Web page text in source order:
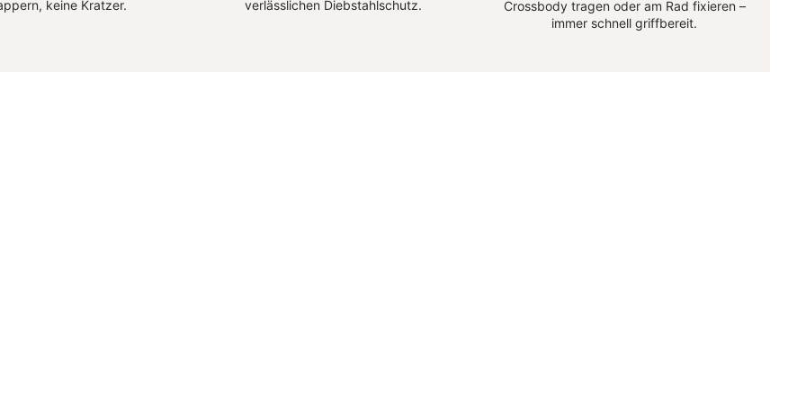
keine Kratzer.
verlässlichen Diebstahlschutz.
Crossbody tragen oder am Rad fixieren –
immer schnell griffbereit.